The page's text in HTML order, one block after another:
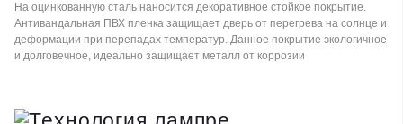
На оцинкованную сталь наносится декоративное стойкое покрытие.
Антивандальная ПВХ пленка защищает дверь от перегрева на солнце и
деформации при перепадах температур. Данное покрытие экологичное
и долговечное, идеально защищает металл от коррозии